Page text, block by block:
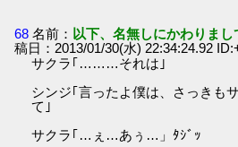
68 名前： 以下、名無しにかわりま
稿日：2013/01/30(水) 22:34:24.92
サクラ｢………それは｣
シンジ｢言ったよ僕は、さっきも
て｣
サクラ｢…ぇ…あぅ…」ﾀｼﾞｯ